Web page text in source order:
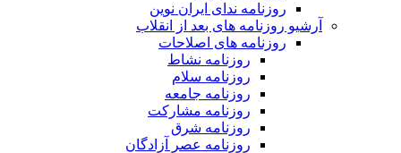
روزنامه ندای ایران نوین
آرشیو روزنامه های بعد از انقلاب
روزنامه های اصلاحات
روزنامه نشاط
روزنامه سلام
روزنامه جامعه
روزنامه مشارکت
روزنامه شرق
روزنامه عصر آزادگان